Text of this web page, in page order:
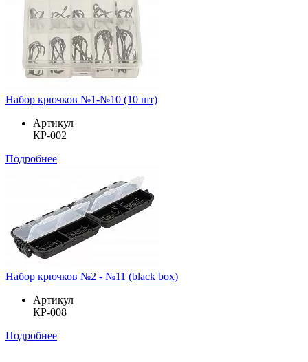
Набор крючков №1-№10 (10 шт)
Артикул
КР-002
Подробнее
Набор крючков №2 - №11 (black box)
Артикул
КР-008
Подробнее